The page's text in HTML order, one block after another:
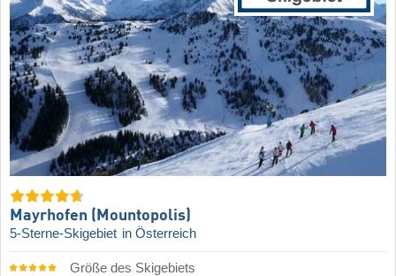
Mayrhofen (Mountopolis)
5-Sterne-Skigebiet in Österreich
Größe des Skigebiets